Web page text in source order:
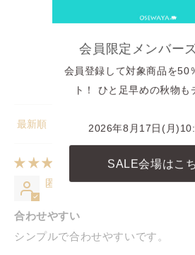
Sort by
匿名
合わせやすい
シンプルで合わせやすいです。
会員限定メンバー
会員登録して対象商品を50
ト！ ひと足早めの秋物も
2026年8月17日(月
SALE会場はこ